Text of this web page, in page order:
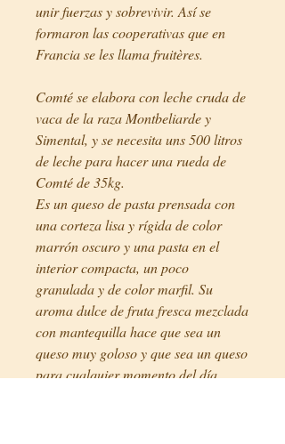
unir fuerzas y sobrevivir. Así se
formaron las cooperativas que en
Francia se les llama fruitères.
Comté se elabora con leche cruda de
vaca de la raza Montbeliarde y
Simental, y se necesita uns 500 litros
de leche para hacer una rueda de
Comté de 35kg.
Es un queso de pasta prensada con
una corteza lisa y rígida de color
marrón oscuro y una pasta en el
interior compacta, un poco
granulada y de color marfil. Su
aroma dulce de fruta fresca mezclada
con mantequilla hace que sea un
queso muy goloso y que sea un queso
para cualquier momento del día.